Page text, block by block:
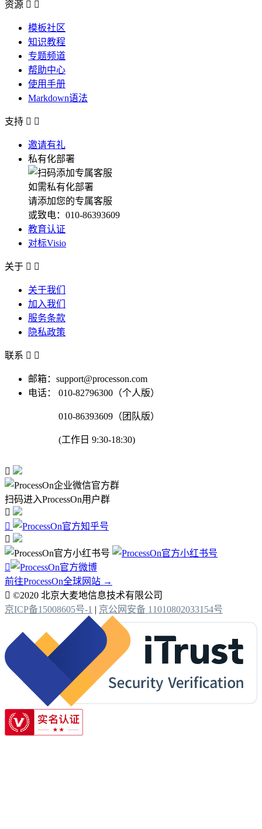
资源  
模板社区
知识教程
专题频道
帮助中心
使用手册
Markdown语法
支持  
邀请有礼
私有化部署
如需私有化部署
请添加您的专属客服
或致电：010-86393609
教育认证
对标Visio
关于  
关于我们
加入我们
服务条款
隐私政策
联系  
邮箱：support@processon.com
电话：
010-82796300（个人版）
010-86393609（团队版）
(工作日 9:30-18:30)

扫码进入ProcessOn用户群




前往ProcessOn全球网站 →
 ©2020 北京大麦地信息技术有限公司
京ICP备15008605号-1 | 京公网安备 11010802033154号